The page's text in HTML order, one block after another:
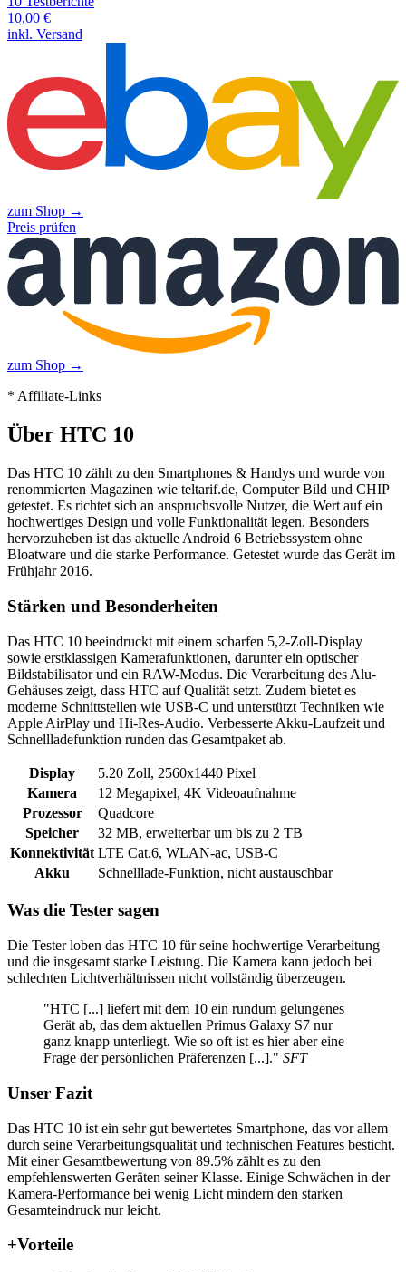
10,00 €
inkl. Versand
zum Shop →
Preis prüfen
zum Shop →
* Affiliate-Links
Über HTC 10
Das HTC 10 zählt zu den Smartphones & Handys und wurde von
renommierten Magazinen wie teltarif.de, Computer Bild und CHIP
getestet. Es richtet sich an anspruchsvolle Nutzer, die Wert auf ein
hochwertiges Design und volle Funktionalität legen. Besonders
hervorzuheben ist das aktuelle Android 6 Betriebssystem ohne
Bloatware und die starke Performance. Getestet wurde das Gerät im
Frühjahr 2016.
Stärken und Besonderheiten
Das HTC 10 beeindruckt mit einem scharfen 5,2-Zoll-Display
sowie erstklassigen Kamerafunktionen, darunter ein optischer
Bildstabilisator und ein RAW-Modus. Die Verarbeitung des Alu-
Gehäuses zeigt, dass HTC auf Qualität setzt. Zudem bietet es
moderne Schnittstellen wie USB-C und unterstützt Techniken wie
Apple AirPlay und Hi-Res-Audio. Verbesserte Akku-Laufzeit und
Schnellladefunktion runden das Gesamtpaket ab.
Display
5.20 Zoll, 2560x1440 Pixel
Kamera
12 Megapixel, 4K Videoaufnahme
Prozessor
Quadcore
Speicher
32 MB, erweiterbar um bis zu 2 TB
Konnektivität LTE Cat.6, WLAN-ac, USB-C
Akku
Schnelllade-Funktion, nicht austauschbar
Was die Tester sagen
Die Tester loben das HTC 10 für seine hochwertige Verarbeitung
und die insgesamt starke Leistung. Die Kamera kann jedoch bei
schlechten Lichtverhältnissen nicht vollständig überzeugen.
"HTC [...] liefert mit dem 10 ein rundum gelungenes
Gerät ab, das dem aktuellen Primus Galaxy S7 nur
ganz knapp unterliegt. Wie so oft ist es hier aber eine
Frage der persönlichen Präferenzen [...]." SFT
Unser Fazit
Das HTC 10 ist ein sehr gut bewertetes Smartphone, das vor allem
durch seine Verarbeitungsqualität und technischen Features besticht.
Mit einer Gesamtbewertung von 89.5% zählt es zu den
empfehlenswerten Geräten seiner Klasse. Einige Schwächen in der
Kamera-Performance bei wenig Licht mindern den starken
Gesamteindruck nur leicht.
+Vorteile